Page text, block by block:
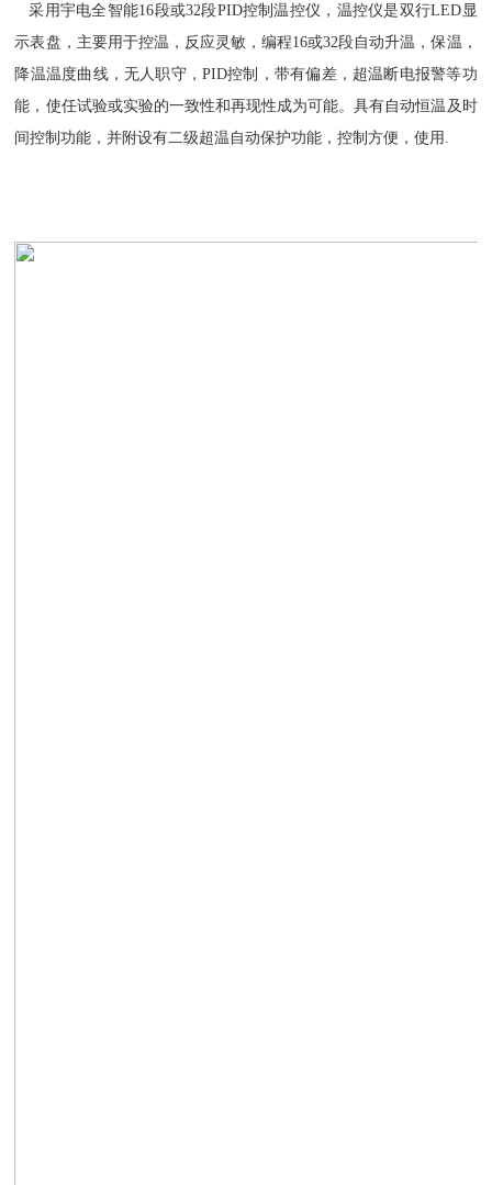
采用宇电全智能16段或32段PID控制温控仪，温控仪是双行LED显
示表盘，主要用于控温，反应灵敏，编程16或32段自动升温，保温，
降温温度曲线，无人职守，PID控制，带有偏差， 超温断电报警等功
能，使任试验或实验的一致性和再现性成为可能。具有自动恒温及时
间控制功能，并附设有二级超温自动保护功能，控制方便 ，使用.